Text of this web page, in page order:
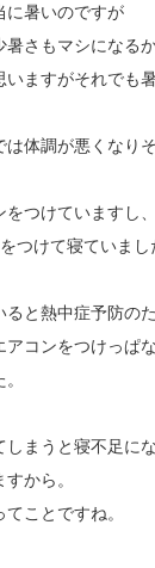
に暑いのですが
暑さもマシになる
ますがそれでも暑
体調が悪くなりそ
つけていますし
つけて寝ていまし
と熱中症予防の
コンをつけっぱ
まうと寝不足にな
から。
ことですね。